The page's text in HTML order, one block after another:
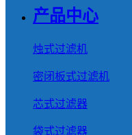
产品中心
烛式过滤机
密闭板式过滤机
芯式过滤器
袋式过滤器